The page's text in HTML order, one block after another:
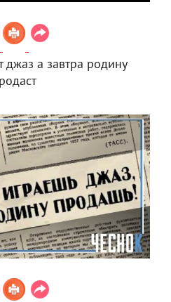
джаз а завтра родину